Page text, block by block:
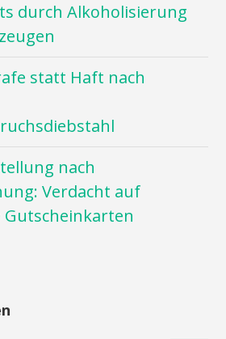
durch Alkoholisierung
statt Haft nach
nach
Verdacht auf